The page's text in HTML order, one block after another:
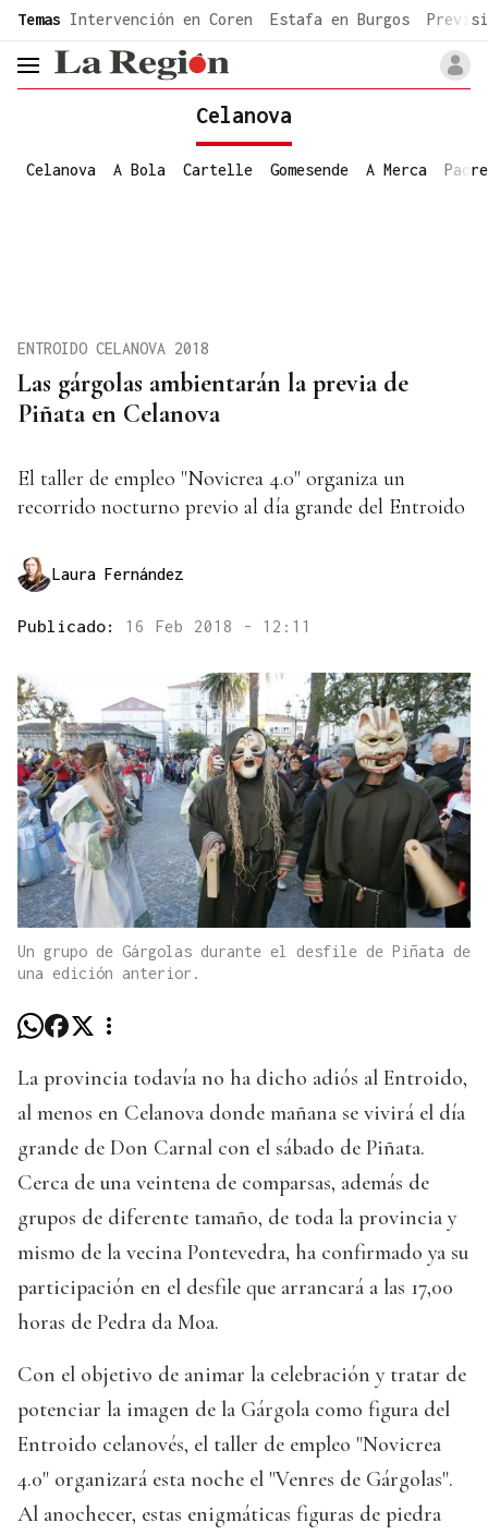
common.go-to-content
Temas Intervención en Coren Estafa en Burgos
header.menu.open
Celanova
Celanova A Bola Cartelle Gomesende A Merca
Las gárgolas ambientarán la previa de
Piñata en Celanova
ENTROIDO CELANOVA 2018
El taller de empleo "Novicrea 4.0" organiza un
recorrido nocturno previo al día grande del Entroido
Laura Fernández
Publicado: 16 Feb 2018 - 12:11
Un grupo de Gárgolas durante el desfile de Piñata de
una edición anterior.
La provincia todavía no ha dicho adiós al Entroido,
al menos en Celanova donde mañana se vivirá el día
grande de Don Carnal con el sábado de Piñata.
Cerca de una veintena de comparsas, además de
grupos de diferente tamaño, de toda la provincia y
mismo de la vecina Pontevedra, ha confirmado ya su
participación en el desfile que arrancará a las 17,00
horas de Pedra da Moa.
Con el objetivo de animar la celebración y tratar de
potenciar la imagen de la Gárgola como figura del
Entroido celanovés, el taller de empleo "Novicrea
4.0" organizará esta noche el "Venres de Gárgolas".
Al anochecer, estas enigmáticas figuras de piedra